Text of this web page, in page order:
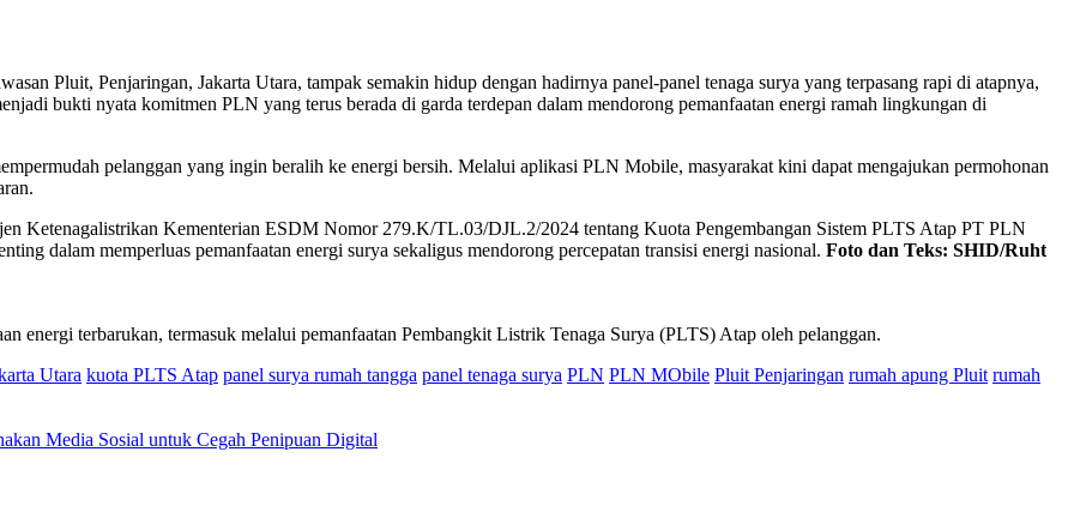
Pluit, Penjaringan, Jakarta Utara, tampak semakin hidup dengan hadirnya panel-panel tenaga surya yang terpasang rapi di atapnya,
bukti nyata komitmen PLN yang terus berada di garda terdepan dalam mendorong pemanfaatan energi ramah lingkungan di
pelanggan yang ingin beralih ke energi bersih. Melalui aplikasi PLN Mobile, masyarakat kini dapat mengajukan permohonan
Ketenagalistrikan Kementerian ESDM Nomor 279.K/TL.03/DJL.2/2024 tentang Kuota Pengembangan Sistem PLTS Atap PT PLN
dalam memperluas pemanfaatan energi surya sekaligus mendorong percepatan transisi energi nasional. Foto dan Teks: SHID/Ruht
energi terbarukan, termasuk melalui pemanfaatan Pembangkit Listrik Tenaga Surya (PLTS) Atap oleh pelanggan.
Utara kuota PLTS Atap panel surya rumah tangga panel tenaga surya PLN PLN MObile Pluit Penjaringan rumah apung Pluit rumah
Media Sosial untuk Cegah Penipuan Digital